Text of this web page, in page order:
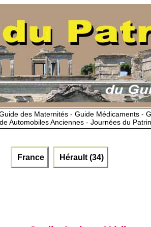
des Maternités - Guide Médicaments -
Automobiles Anciennes - Journées du
France Hérault (34)